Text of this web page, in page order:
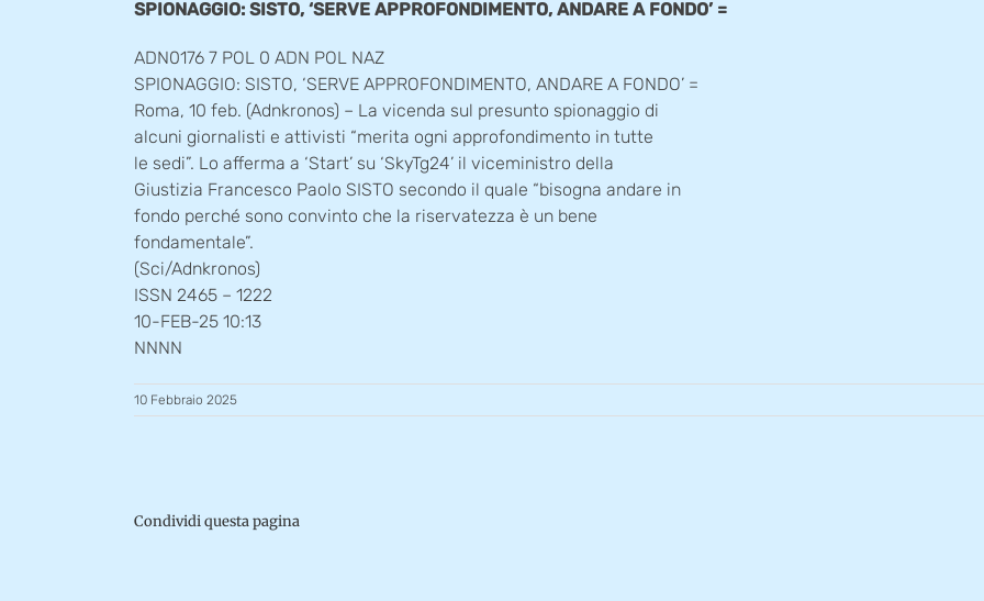
SPIONAGGIO: SISTO, ‘SERVE APPROFONDIMENTO, ANDARE A FONDO’ =
ADN0176 7 POL 0 ADN POL NAZ
SPIONAGGIO: SISTO, ‘SERVE APPROFONDIMENTO, ANDARE A FONDO’ =
Roma, 10 feb. (Adnkronos) – La vicenda sul presunto spionaggio di
alcuni giornalisti e attivisti “merita ogni approfondimento in tutte
le sedi”. Lo afferma a ‘Start’ su ‘SkyTg24’ il viceministro della
Giustizia Francesco Paolo SISTO secondo il quale “bisogna andare in
fondo perché sono convinto che la riservatezza è un bene
fondamentale”.
(Sci/Adnkronos)
ISSN 2465 – 1222
10-FEB-25 10:13
NNNN
10 Febbraio 2025
Condividi questa pagina